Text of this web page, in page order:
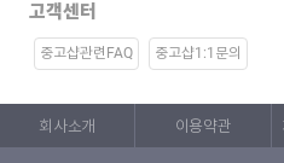
고객센터
중고샵관련FAQ 중고샵1:1문의
회사소개 이용약관